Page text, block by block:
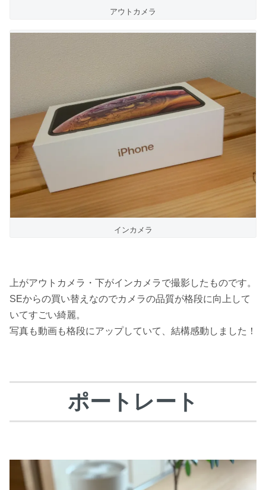
アウトカメラ
インカメラ
上がアウトカメラ・下がインカメラで撮影したものです。
SEからの買い替えなのでカメラの品質が格段に向上して
いてすごい綺麗。
写真も動画も格段にアップしていて、結構感動しました！
ポートレート